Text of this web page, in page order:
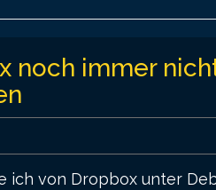
noch immer
ich von Dropbox unter